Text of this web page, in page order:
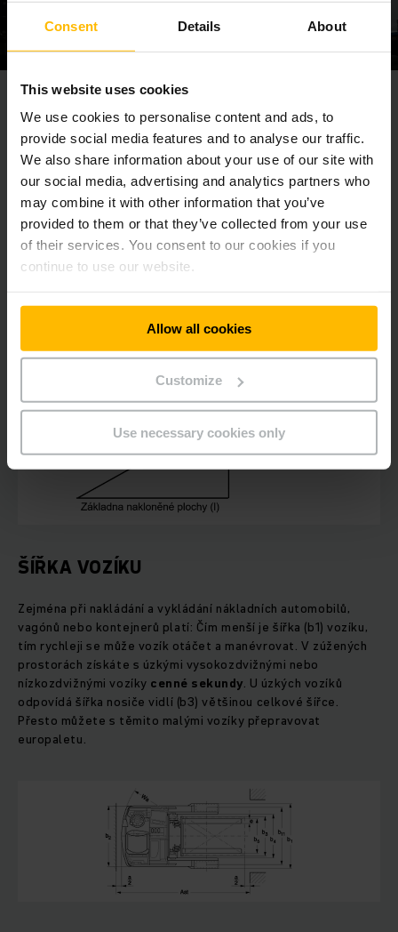
Consent Details About
This website uses cookies
We use cookies to personalise content and ads, to
provide social media features and to analyse our traffic.
We also share information about your use of our site with
our social media, advertising and analytics partners who
may combine it with other information that you’ve
provided to them or that they’ve collected from your use
of their services. You consent to our cookies if you
continue to use our website.
Allow all cookies
Customize
Use necessary cookies only
Dbejte na to, aby kritické „zlomy ve stoupání “ v pracovním
prostředí nevykazovaly nepříznivý úhel a sklon stoupání
byl mezi 8 a 12,5 %: Tím se umožní přejezd bez kolize. S
ohledem na úhel naklápění a světlou výšku Vašeho vozíku
byste měli vždy přesně vyhodnotit přechodový zlom mezi
rovinou a stoupáním. Některé vysokozdvižné nebo
nízkozdvižné vozíky mají tzv. „rampový zdvih“, pro vyrovnání
příkré hrany.
l = základna nakloněné plochy (metr)
ŠÍŘKA VOZÍKU
Zejména při nakládání a vykládání nákladních automobilů,
vagónů nebo kontejnerů platí: Čím menší je šířka (b1) vozíku,
tím rychleji se může vozík otáčet a manévrovat. V zúžených
prostorách získáte s úzkými vysokozdvižnými nebo
nízkozdvižnými vozíky cenné sekundy. U úzkých vozíků
odpovídá šířka nosiče vidlí (b3) většinou celkové šířce.
Přesto můžete s těmito malými vozíky přepravovat
europaletu.